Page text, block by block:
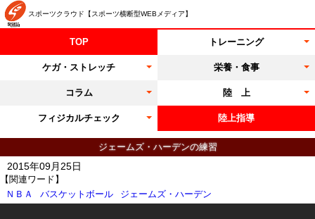
スポーツクラウド【スポーツ横断型WEBメディア】
TOP トレーニング
ケガ・ストレッチ 栄養・食事
コラム 陸 上
フィジカルチェック 陸上指導
ジェームズ・ハーデンの練習
【関連ワード】
ＮＢＡ
バスケットボール ジェームズ・ハーデン
2015年09月25日